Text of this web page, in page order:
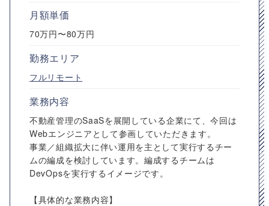
月額単価
70万円〜80万円
勤務エリア
フルリモート
業務内容
不動産管理のSaaSを展開している企業にて、今回は
Webエンジニアとして参画していただきます。
事業／組織拡大に伴い運用を主として実行するチー
ムの編成を検討しています。編成するチームは
DevOpsを実行するイメージです。
【具体的な業務内容】